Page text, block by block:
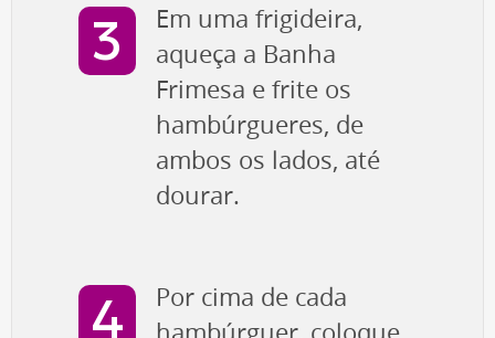
Em uma frigideira,
aqueça a Banha
Frimesa e frite os
hambúrgueres, de
ambos os lados, até
dourar.
Por cima de cada